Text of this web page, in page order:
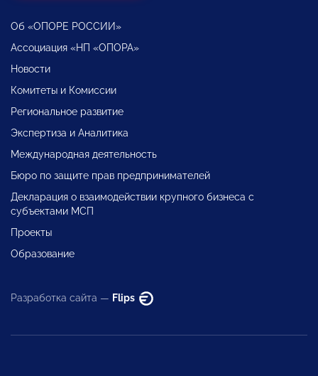
Об «ОПОРЕ РОССИИ»
Ассоциация «НП «ОПОРА»
Новости
Комитеты и Комиссии
Региональное развитие
Экспертиза и Аналитика
Международная деятельность
Бюро по защите прав предпринимателей
Декларация о взаимодействии крупного бизнеса с
субъектами МСП
Проекты
Образование
Разработка сайта — Flips